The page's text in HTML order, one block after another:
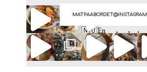
MATPAABORDET@INSTAGRAM